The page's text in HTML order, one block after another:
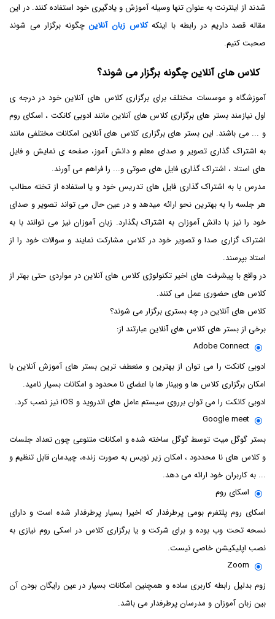
شدند از اینترنت به عنوان تنها وسیله آموزش و یادگیری خود استفاده کنند. در این
مقاله قصد داریم در رابطه با اینکهکلاس زبان آنلاینچگونه برگزار می شوند
صحبت کنیم.
کلاس های آنلاین چگونه برگزار می شوند؟
آموزشگاه و موسسات مختلف برای برگزاری کلاس های آنلاین خود در درجه ی
اول نیازمند بستر های برگزاری کلاس های آنلاین مانند ادوبی کانکت ، اسکای روم
و ... می باشند. این بستر های برگزاری کلاس های آنلاین امکانات مختلفی مانند
به اشتراک گذاری تصویر و صدای معلم و دانش آموز، صفحه ی نمایش و فایل
های استاد ، اشتراک گذاری فایل های صوتی و... را فراهم می آورند.
مدرس با به اشتراک گذاری فایل های تدریس خود و یا استفاده از تخته مطالب
هر جلسه را به بهترین نحو ارائه میدهد و در عین حال می تواند تصویر و صدای
خود را نیز با دانش آموزان به اشتراک بگذارد. زبان آموزان نیز می توانند با به
اشتراک گزاری صدا و تصویر خود در کلاس مشارکت نمایند و سوالات خود را از
استاد بپرسند.
در واقع با پیشرفت های اخیر تکنولوژی کلاس های آنلاین در مواردی حتی بهتر از
کلاس های حضوری عمل می کنند.
کلاس های آنلاین در چه بستری برگزار می شوند؟
برخی از بستر های کلاس های آنلاین عبارتند از:
Adobe Connect
ادوبی کانکت را می توان از بهترین و منعطف ترین بستر های آموزش آنلاین با
امکان برگزاری کلاس ها و وبینار ها با اعضای نا محدود و امکانات بسیار نامید.
ادوبی کانکت را می توان برروی سیستم عامل های اندروید و iOS نیز نصب کرد.
Google meet
بستر گوگل میت توسط گوگل ساخته شده و امکانات متنوعی چون تعداد جلسات
و کلاس های نا محددود ، امکان زیر نویس به صورت زنده، چیدمان قابل تنظیم و
... به کاربران خود ارائه می دهد.
اسکای روم
اسکای روم پلتفرم بومی پرطرفدار که اخیرا بسیار پرطرفدار شده است و دارای
نسحه تحت وب بوده و برای شرکت و یا برگزاری کلاس در اسکی روم نیازی به
نصب اپلیکیشن خاصی نیست.
Zoom
زوم بدلیل رابطه کاربری ساده و همچنین امکانات بسیار در عین رایگان بودن آن
بین زبان آموزان و مدرسان پرطرفدار می باشد.